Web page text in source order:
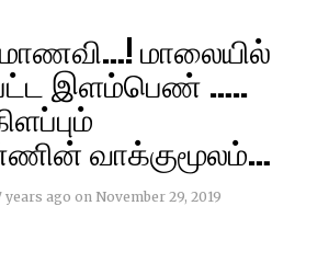
மாலையில்
இளம்பெண் …..
வாக்குமூலம்…
years ago on November 29, 2019